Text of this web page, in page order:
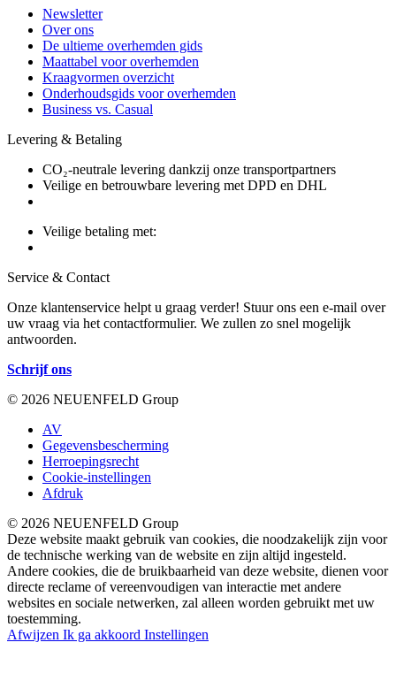
Newsletter
Over ons
De ultieme overhemden gids
Maattabel voor overhemden
Kraagvormen overzicht
Onderhoudsgids voor overhemden
Business vs. Casual
Levering & Betaling
CO₂-neutrale levering dankzij onze transportpartners
Veilige en betrouwbare levering met DPD en DHL
Veilige betaling met:
Service & Contact
Onze klantenservice helpt u graag verder! Stuur ons een e-mail over
uw vraag via het contactformulier. We zullen zo snel mogelijk
antwoorden.
Schrijf ons
© 2026 NEUENFELD Group
AV
Gegevensbescherming
Herroepingsrecht
Cookie-instellingen
Afdruk
© 2026 NEUENFELD Group
Deze website maakt gebruik van cookies, die noodzakelijk zijn voor
de technische werking van de website en zijn altijd ingesteld.
Andere cookies, die de bruikbaarheid van deze website, dienen voor
directe reclame of vereenvoudigen van interactie met andere
websites en sociale netwerken, zal alleen worden gebruikt met uw
toestemming.
Afwijzen Ik ga akkoord Instellingen